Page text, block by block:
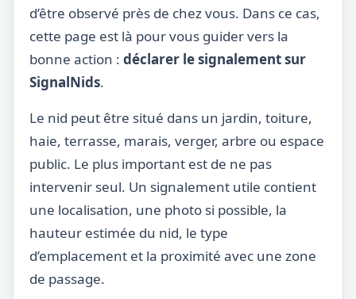
d’être observé près de chez vous. Dans ce cas,
cette page est là pour vous guider vers la
bonne action : déclarer le signalement sur
SignalNids.
Le nid peut être situé dans un jardin, toiture,
haie, terrasse, marais, verger, arbre ou espace
public. Le plus important est de ne pas
intervenir seul. Un signalement utile contient
une localisation, une photo si possible, la
hauteur estimée du nid, le type
d’emplacement et la proximité avec une zone
de passage.